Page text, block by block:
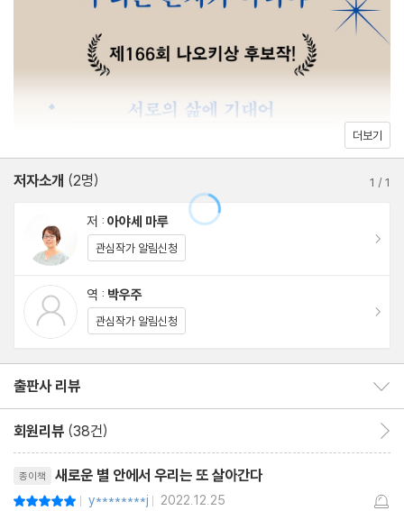
더보기
저자소개 (2명) 1 /1
저 : 아야세 마루
관심작가 알림신청
역 : 박우주
관심작가 알림신청
출판사 리뷰
회원리뷰 (38건)
종이책 새로운 별 안에서 우리는 또 살아간다
| y********j | 2022.12.25